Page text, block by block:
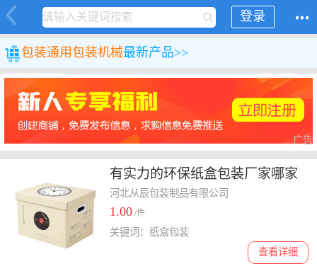
登录
包装通用包装机械最新产品>>
广告
有实力的环保纸盒包装厂家哪家
好，为你盘点优质企业
河北从辰包装制品有限公司
1.00 /件
查看详细
关键词：纸盒包装